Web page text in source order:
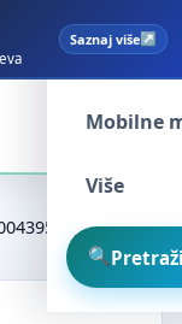
Saznaj više
Spam
Mobilne
Više